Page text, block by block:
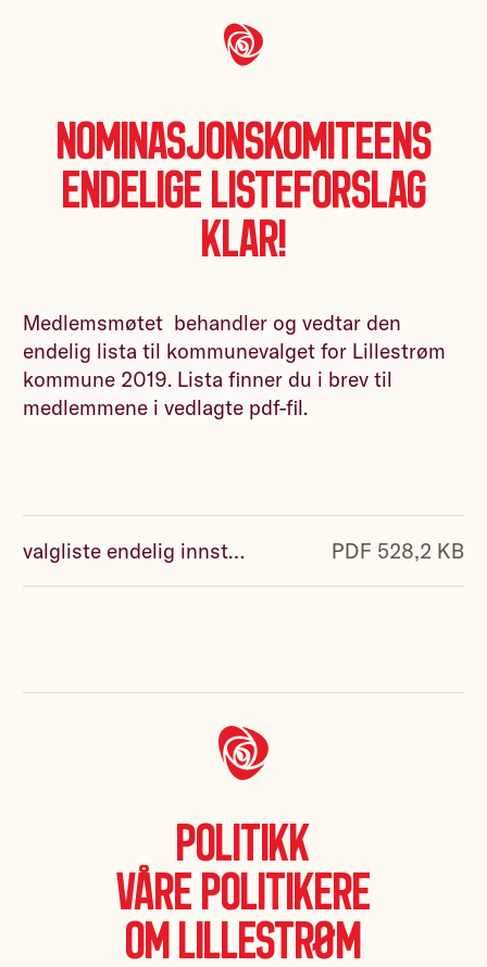
Nominasjonskomiteens
endelige listeforslag
klar!
Medlemsmøtet behandler og vedtar den
endelig lista til kommunevalget for Lillestrøm
kommune 2019. Lista finner du i brev til
medlemmene i vedlagte pdf-fil.
valgliste endelig innstilling 8.11.18.pdf PDF 528,2 KB
Politikk
Våre politikere
Om Lillestrøm